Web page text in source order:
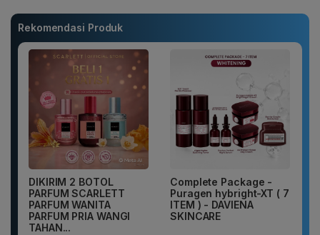
Rekomendasi Produk
DIKIRIM 2 BOTOL
PARFUM SCARLETT
PARFUM WANITA
PARFUM PRIA WANGI
TAHAN...
Complete Package -
Puragen hybright-XT ( 7
ITEM ) - DAVIENA
SKINCARE